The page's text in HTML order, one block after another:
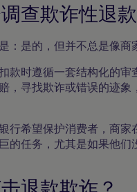
查欺诈性退
：是的，但并不总是像商
款时遵循一套结构化的审
，寻找欺诈或错误的迹象
行希望保护消费者，商家
的任务，尤其是如果他们